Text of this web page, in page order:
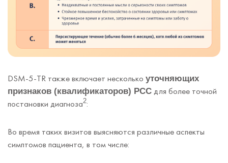
DSM-5-TR также включает несколько уточняющих
признаков (квалификаторов) РСС для более точной
постановки диагноза2:
Во время таких визитов выясняются различные аспекты
симптомов пациента, в том числе: